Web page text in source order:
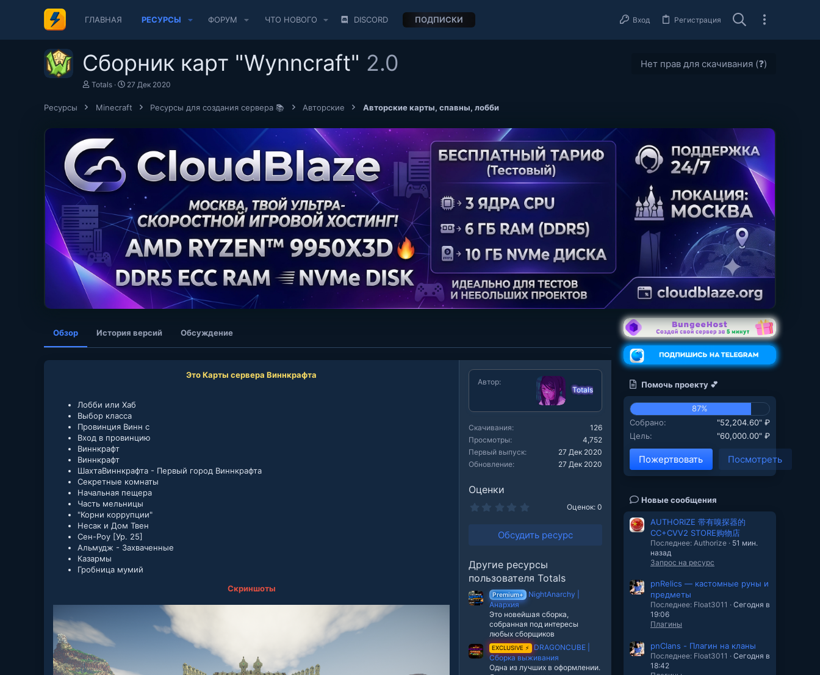
ГЛАВНАЯ РЕСУРСЫ ФОРУМ ЧТО НОВОГО DISCORD ПОДПИСКИ Вход Регистрация
Сборник карт "Wynncraft" 2.0 Нет прав для скачивания (❓)
А
Totals
Д
т
а
27 Дек 2020
Ресурсы Minecraft Ресурсы для создания сервера 📚 Авторские Авторские карты, спавны, лобби
Обзор История версий Обсуждение
Это Карты сервера Виннкрафта
Лобби или Хаб
Выбор класса
Провинция Винн с
Вход в провинцию
Виннкрафт
Виннкрафт
ШахтаВиннкрафта - Первый город Виннкрафта
Секретные комнаты
Начальная пещера
Часть мельницы
"Корни коррупции"
Несак и Дом Твен
Сен-Роу [Ур. 25]
Альмудж - Захваченные
Казармы
Гробница мумий
Скриншоты
Автор
Totals
Скачивания
126
Просмотры
4,752
Первый выпуск
27 Дек 2020
Обновление
27 Дек 2020
Оценки
0
з
з
д
Оценок: 0
Обсудить ресурс
Другие ресурсы
пользователя Totals
Premium+
NightAnarchy |
Анархия
Это новейшая сборка,
собранная под интересы
любых сборщиков
EXCLUSIVE ⚡
DRAGONCUBE |
Сборка выживания
Одна из лучших в оформлении.
Помочь проекту 💕
87%
Собрано
"52,204.60" ₽
Цель
"60,000.00" ₽
Пожертвовать Посмотреть
Новые сообщения
AUTHORIZE 带有嗅探器的
CC+CVV2 STORE购物店
Последнее: Authorize
51 мин.
назад
Запрос на ресурс
pnRelics — кастомные руны и
предметы
Последнее: Float3011
Сегодня в
19:06
Плагины
pnClans - Плагин на кланы
Последнее: Float3011
Сегодня в
18:42